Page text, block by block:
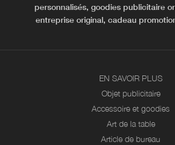
personnalisés, goodies publicitaire
entreprise original, cadeau
EN SAVOIR PLUS
Objet publicitaire
Accessoire et goodies
Art de la table
Article de bureau